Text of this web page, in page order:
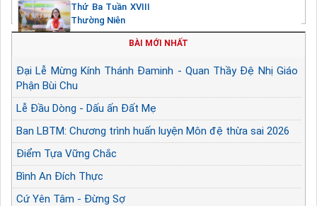
Thứ Ba Tuần XVIII
Thường Niên
BÀI MỚI NHẤT
Đại Lễ Mừng Kính Thánh Đaminh - Quan Thầy Đệ Nhị Giáo
Phận Bùi Chu
Lễ Đầu Dòng - Dấu ấn Đất Mẹ
Ban LBTM: Chương trình huấn luyện Môn đệ thừa sai 2026
Điểm Tựa Vững Chắc
Bình An Đích Thực
Cứ Yên Tâm - Đừng Sợ